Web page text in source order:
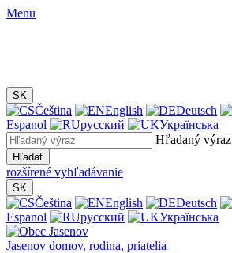
Menu
SK
Čeština English Deutsch
Espanol
русский
Українська
Hľadaný výraz
Hľadať
rozšírené vyhľadávanie
SK
Čeština English Deutsch
Espanol
русский Українська
Jasenov domov, rodina, priatelia